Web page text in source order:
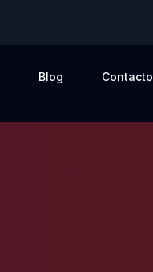
Blog Contacto